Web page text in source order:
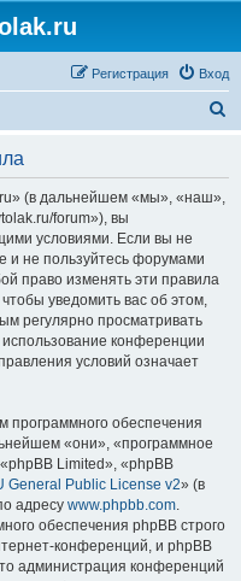
Вход
Регистрация
(в дальнейшем «мы», «наш»,
forum»), вы
условиями. Если вы не
и не пользуйтесь форумами
право изменять эти правила
уведомить вас об этом,
регулярно просматривать
использование конференции
условий означает
обеспечения
«они», «программное
Limited», «phpBB
General Public License v2» (в
адресу www.phpbb.com.
обеспечения phpBB строго
конференций, и phpBB
администрация конференций